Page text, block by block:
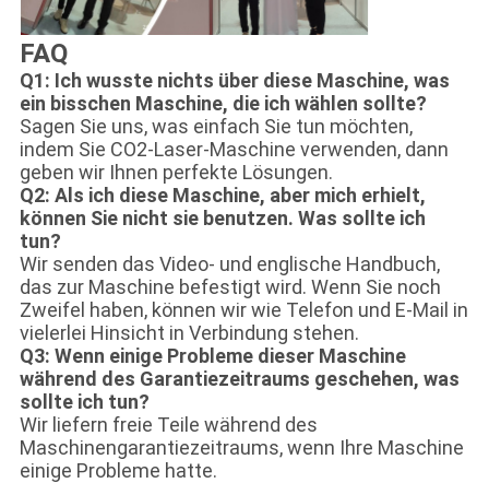
FAQ
Q1: Ich wusste nichts über diese Maschine, was
ein bisschen Maschine, die ich wählen sollte?
Sagen Sie uns, was einfach Sie tun möchten,
indem Sie CO2-Laser-Maschine verwenden, dann
geben wir Ihnen perfekte Lösungen.
Q2: Als ich diese Maschine, aber mich erhielt,
können Sie nicht sie benutzen. Was sollte ich
tun?
Wir senden das Video- und englische Handbuch,
das zur Maschine befestigt wird. Wenn Sie noch
Zweifel haben, können wir wie Telefon und E-Mail in
vielerlei Hinsicht in Verbindung stehen.
Q3: Wenn einige Probleme dieser Maschine
während des Garantiezeitraums geschehen, was
sollte ich tun?
Wir liefern freie Teile während des
Maschinengarantiezeitraums, wenn Ihre Maschine
einige Probleme hatte.